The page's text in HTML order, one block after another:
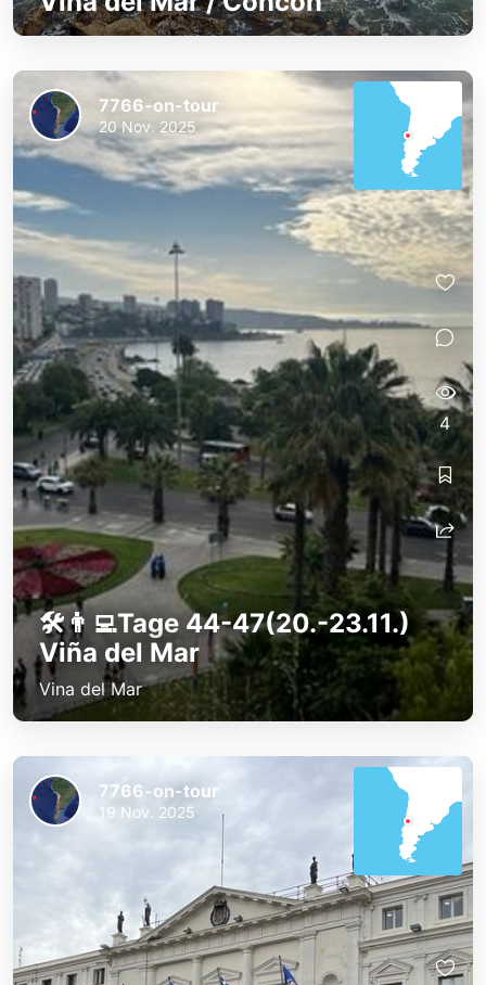
🛠️👨‍💻Tage 44-47(20.-23.11.)
Viña del Mar
Vina del Mar
7766-on-tour
20 Nov. 2025
4
7766-on-tour
19 Nov. 2025